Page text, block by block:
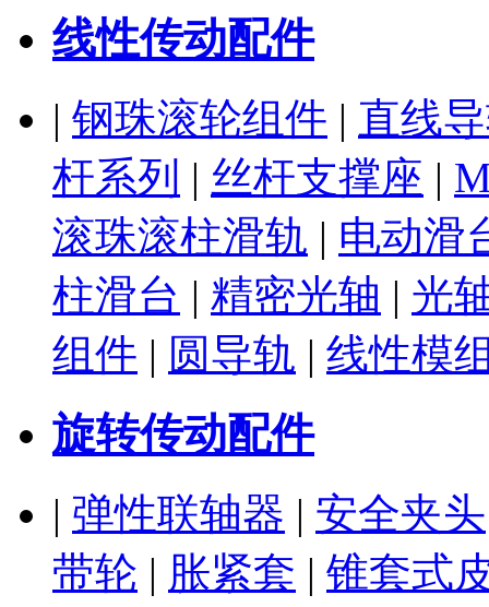
线性传动配件
| 钢珠滚轮组件 | 直线
杆系列 | 丝杆支撑座 |
滚珠滚柱滑轨 | 电动滑
柱滑台 | 精密光轴 | 光
组件 | 圆导轨 | 线性模
旋转传动配件
| 弹性联轴器 | 安全夹头
带轮 | 胀紧套 | 锥套式